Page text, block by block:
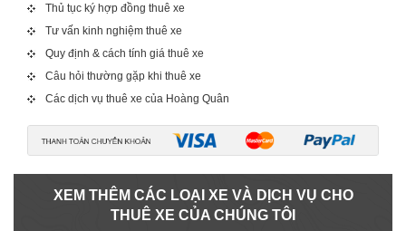
Thủ tục ký hợp đồng thuê xe
Tư vấn kinh nghiệm thuê xe
Quy định & cách tính giá thuê xe
Câu hỏi thường gặp khi thuê xe
Các dịch vụ thuê xe của Hoàng Quân
XEM THÊM CÁC LOẠI XE VÀ DỊCH VỤ CHO
THUÊ XE CỦA CHÚNG TÔI